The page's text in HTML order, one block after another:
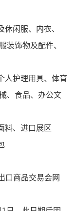
闲服、内衣、
装饰物及配件、
人护理用具、体育
、食品、办公文
料、进口展区
口商品交易会网